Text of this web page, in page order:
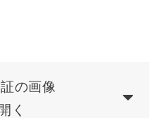
の画像
く